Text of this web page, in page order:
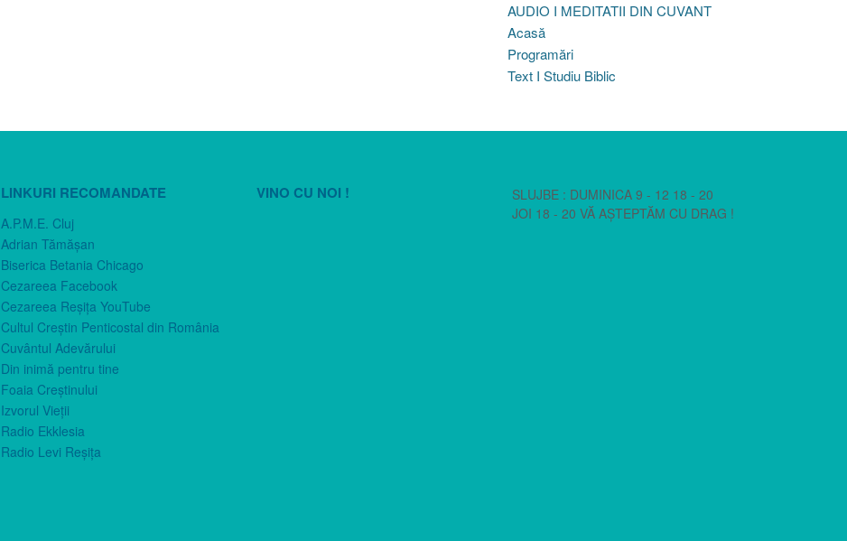
AUDIO I MEDITATII DIN CUVANT
Acasă
Programări
Text I Studiu Biblic
LINKURI RECOMANDATE
A.P.M.E. Cluj
Adrian Tămăşan
Biserica Betania Chicago
Cezareea Facebook
Cezareea Reşiţa YouTube
Cultul Creştin Penticostal din România
Cuvântul Adevărului
Din inimă pentru tine
Foaia Creştinului
Izvorul Vieţii
Radio Ekklesia
Radio Levi Reşiţa
VINO CU NOI !
SLUJBE : DUMINICA 9 - 12 18 - 20
JOI 18 - 20 VĂ AȘTEPTĂM CU DRAG !